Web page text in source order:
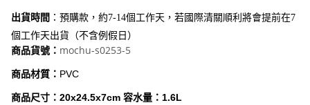
出貨時間 ： 預購款，約7-14個工作天，若國際清關順利將會提前在7
個工作天出貨（不含例假日）
商品貨號： mochu-s0253-5
商品材質： PVC
商品尺寸：20x24.5x7cm 容水量：1.6L